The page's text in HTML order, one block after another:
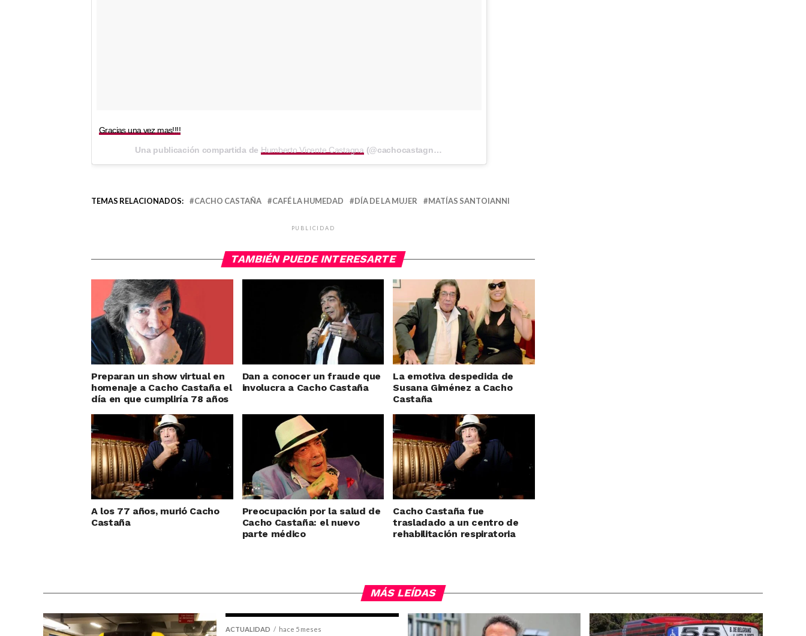
Gracias una vez mas!!!!
Una publicación compartida de Humberto Vicente Castagna(@cachocastagna) el
TEMAS RELACIONADOS: CACHO CASTAÑA CAFÉ LA HUMEDAD DÍA DE LA MUJER MATÍAS SANTOIANNI
PUBLICIDAD
TAMBIÉN PUEDE INTERESARTE
Preparan un show virtual en
homenaje a Cacho Castaña el
día en que cumpliría 78 años
Dan a conocer un fraude que
involucra a Cacho Castaña
La emotiva despedida de
Susana Giménez a Cacho
Castaña
A los 77 años, murió Cacho
Castaña
Preocupación por la salud de
Cacho Castaña: el nuevo
parte médico
Cacho Castaña fue
trasladado a un centro de
rehabilitación respiratoria
MÁS LEÍDAS
ACTUALIDAD hace 5 meses